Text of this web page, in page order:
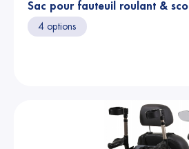
Sac pour fauteuil roulant &
4 options